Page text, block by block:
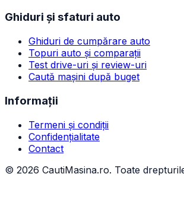
Ghiduri și sfaturi auto
Ghiduri de cumpărare auto
Topuri auto și comparații
Test drive-uri și review-uri
Caută mașini după buget
Informații
Termeni și condiții
Confidențialitate
Contact
© 2026 CautiMasina.ro. Toate